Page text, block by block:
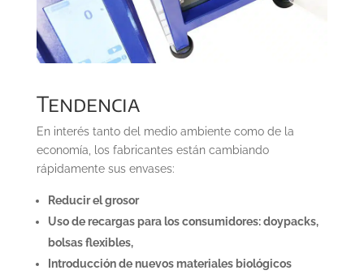
Tendencia
En interés tanto del medio ambiente como de la
economía, los fabricantes están cambiando
rápidamente sus envases:
Reducir el grosor
Uso de recargas para los consumidores: doypacks,
bolsas flexibles,
Introducción de nuevos materiales biológicos